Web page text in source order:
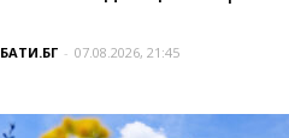
- 07.08.2026, 21:45